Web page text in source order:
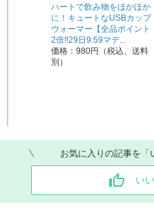
ハートで飲み物をほかほか
に！キュートなUSBカップ
ウォーマー【全品ポイント
2倍!!29日9:59マデ...
価格：980円（税込、送料
別）
お気に入りの記事を「
い